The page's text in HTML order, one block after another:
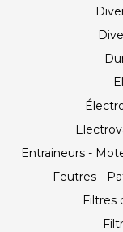
Entraineurs -
Feutres -
Filtres